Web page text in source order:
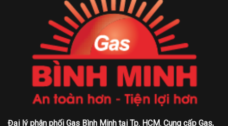
Đại lý phân phối Gas Bình Minh tại Tp. HCM. Cung cấp Gas,